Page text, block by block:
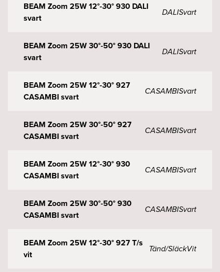
BEAM Zoom 25W 12°-30° 930 DALI
svart
DALISvart
BEAM Zoom 25W 30°-50° 930 DALI
svart
DALISvart
BEAM Zoom 25W 12°-30° 927
CASAMBI svart
CASAMBISvart
BEAM Zoom 25W 30°-50° 927
CASAMBI svart
CASAMBISvart
BEAM Zoom 25W 12°-30° 930
CASAMBI svart
CASAMBISvart
BEAM Zoom 25W 30°-50° 930
CASAMBI svart
CASAMBISvart
BEAM Zoom 25W 12°-30° 927 T/s
vit
Tänd/SläckVit